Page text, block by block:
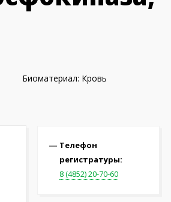
Биоматериал: Кровь
Телефон
регистратуры:
8 (4852) 20-70-60